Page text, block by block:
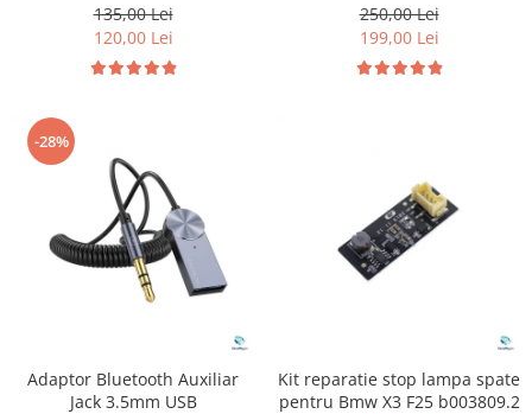
135,00 Lei
120,00 Lei
250,00 Lei
199,00 Lei
-28%
Adaptor Bluetooth Auxiliar
Jack 3.5mm USB
Kit reparatie stop lampa spate
pentru Bmw X3 F25 b003809.2